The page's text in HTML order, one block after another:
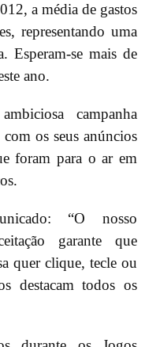
a média de gastos
representando uma
Esperam-se mais de
ano.
campanha
os seus anúncios
foram para o ar em
“O nosso
garante que
quer clique, tecle ou
destacam todos os